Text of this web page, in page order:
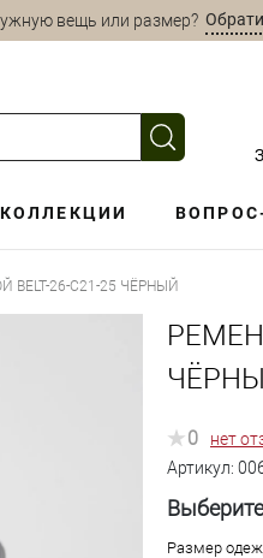
вещь или размер?
КОЛЛЕКЦИИ
26-C21-25 ЧЁРНЫЙ
0
нет
Артикул:
Размер